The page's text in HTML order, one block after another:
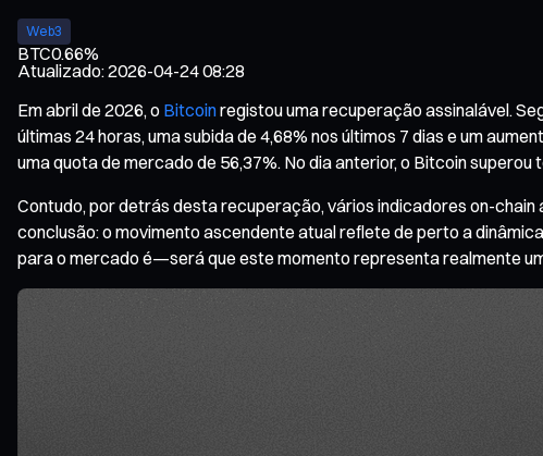
Web3
BTC0.66%
Atualizado:2026-04-24 08:28
Em abril de 2026, o Bitcoinregistou uma recuperação assinalável.
últimas 24 horas, uma subida de 4,68% nos últimos 7 dias e um
uma quota de mercado de 56,37%. No dia anterior, o Bitcoin
Contudo, por detrás desta recuperação, vários indicadores on-
conclusão: o movimento ascendente atual reflete de perto a
para o mercado é—será que este momento representa realmente